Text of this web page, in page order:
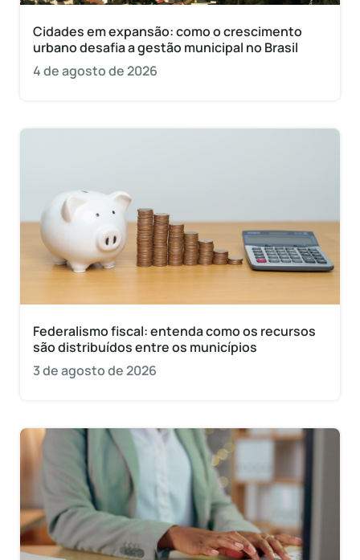
Cidades em expansão: como o crescimento
urbano desafia a gestão municipal no Brasil
4 de agosto de 2026
Federalismo fiscal: entenda como os recursos
são distribuídos entre os municípios
3 de agosto de 2026